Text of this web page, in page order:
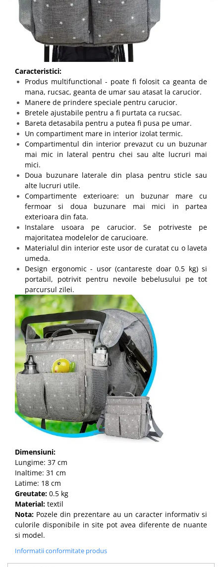
Caracteristici:
Produs multifunctional - poate fi folosit ca geanta de
mana, rucsac, geanta de umar sau atasat la carucior.
Manere de prindere speciale pentru carucior.
Bretele ajustabile pentru a fi purtata ca rucsac.
Bareta detasabila pentru a putea fi pusa pe umar.
Un compartiment mare in interior izolat termic.
Compartimentul din interior prevazut cu un buzunar
mai mic in lateral pentru chei sau alte lucruri mai
mici.
Doua buzunare laterale din plasa pentru sticle sau
alte lucruri utile.
Compartimente exterioare: un buzunar mare cu
fermoar si doua buzunare mai mici in partea
exterioara din fata.
Instalare usoara pe carucior. Se potriveste pe
majoritatea modelelor de carucioare.
Materialul din interior este usor de curatat cu o laveta
umeda.
Design ergonomic - usor (cantareste doar 0.5 kg) si
portabil, potrivit pentru nevoile bebelusului pe tot
parcursul zilei.
Dimensiuni:
Lungime: 37 cm
Inaltime: 31 cm
Latime: 18 cm
Greutate: 0.5 kg
Material: textil
Nota: Pozele din prezentare au un caracter informativ si
culorile disponibile in site pot avea diferente de nuante
si model.
Informatii conformitate produs